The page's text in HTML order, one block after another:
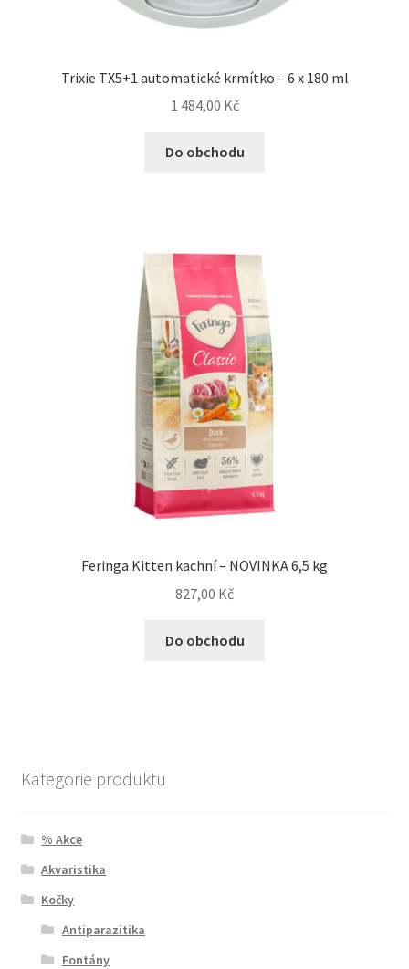
Trixie TX5+1 automatické krmítko – 6 x 180 ml
1 484,00 Kč
Do obchodu
Feringa Kitten kachní – NOVINKA 6,5 kg
827,00 Kč
Do obchodu
Kategorie produktu
% Akce
Akvaristika
Kočky
Antiparazitika
Fontány